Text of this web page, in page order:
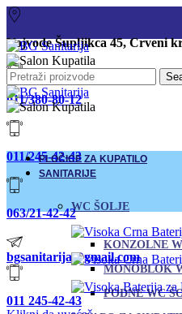
Vojvode Šupljikca 45, Crveni
011/380-80-12
011/245-42-43
063/21-42-42
bgsanitarija@gmail.com
011 245-42-43
PLOČICE ZA KUPATILO
SANITARIJE
WC ŠOLJE
KONZOLNE
MONOBLOK
PODNE WC